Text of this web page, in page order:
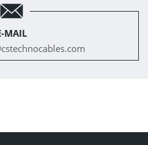
MAIL
cstechnocables.com